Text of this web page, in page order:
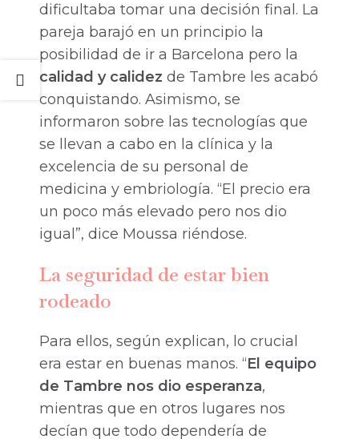
dificultaba tomar una decisión final. La
pareja barajó en un principio la
posibilidad de ir a Barcelona pero la
calidad y calidez de Tambre les acabó
conquistando. Asimismo, se
informaron sobre las tecnologías que
se llevan a cabo en la clínica y la
excelencia de su personal de
medicina y embriología. “El precio era
un poco más elevado pero nos dio
igual”, dice Moussa riéndose.
La seguridad de estar bien
rodeado
Para ellos, según explican, lo crucial
era estar en buenas manos. “El equipo
de Tambre nos dio esperanza,
mientras que en otros lugares nos
decían que todo dependería de